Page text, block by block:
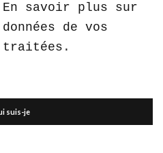
En savoir plus sur
de vos
traitées .
suis-je